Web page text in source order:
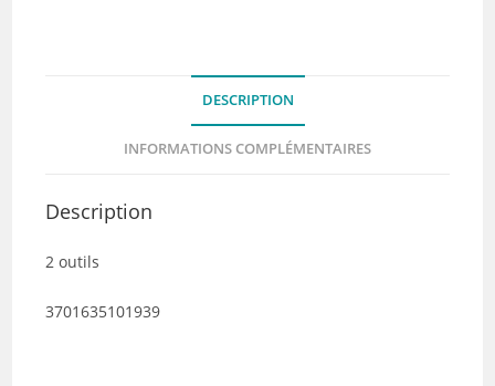
DESCRIPTION
INFORMATIONS COMPLÉMENTAIRES
Description
2 outils
3701635101939